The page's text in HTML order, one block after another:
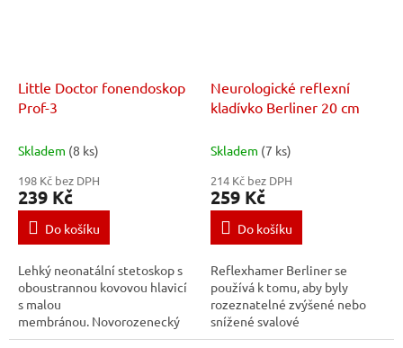
Little Doctor fonendoskop
Prof-3
Skladem (8 ks)
198 Kč bez DPH
239 Kč
Do košíku
Lehký neonatální stetoskop s
oboustrannou kovovou hlavicí
s malou
membránou. Novorozenecký
fonendoskop.
Neurologické reflexní
kladívko Berliner 20 cm
Skladem (7 ks)
214 Kč bez DPH
259 Kč
Do košíku
Reflexhamer Berliner se
používá k tomu, aby byly
rozeznatelné zvýšené nebo
snížené svalové
reflexy. Reflexní kladívko